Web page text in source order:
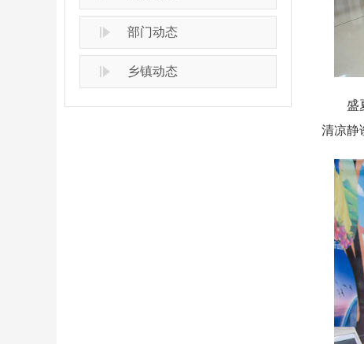
部门动态
乡镇动态
盛夏
清凉静